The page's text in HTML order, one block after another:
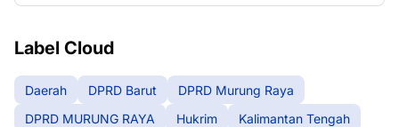
Label Cloud
Daerah DPRD Barut
DPRD Murung Raya
DPRD MURUNG RAYA
Hukrim
Kalimantan Tengah